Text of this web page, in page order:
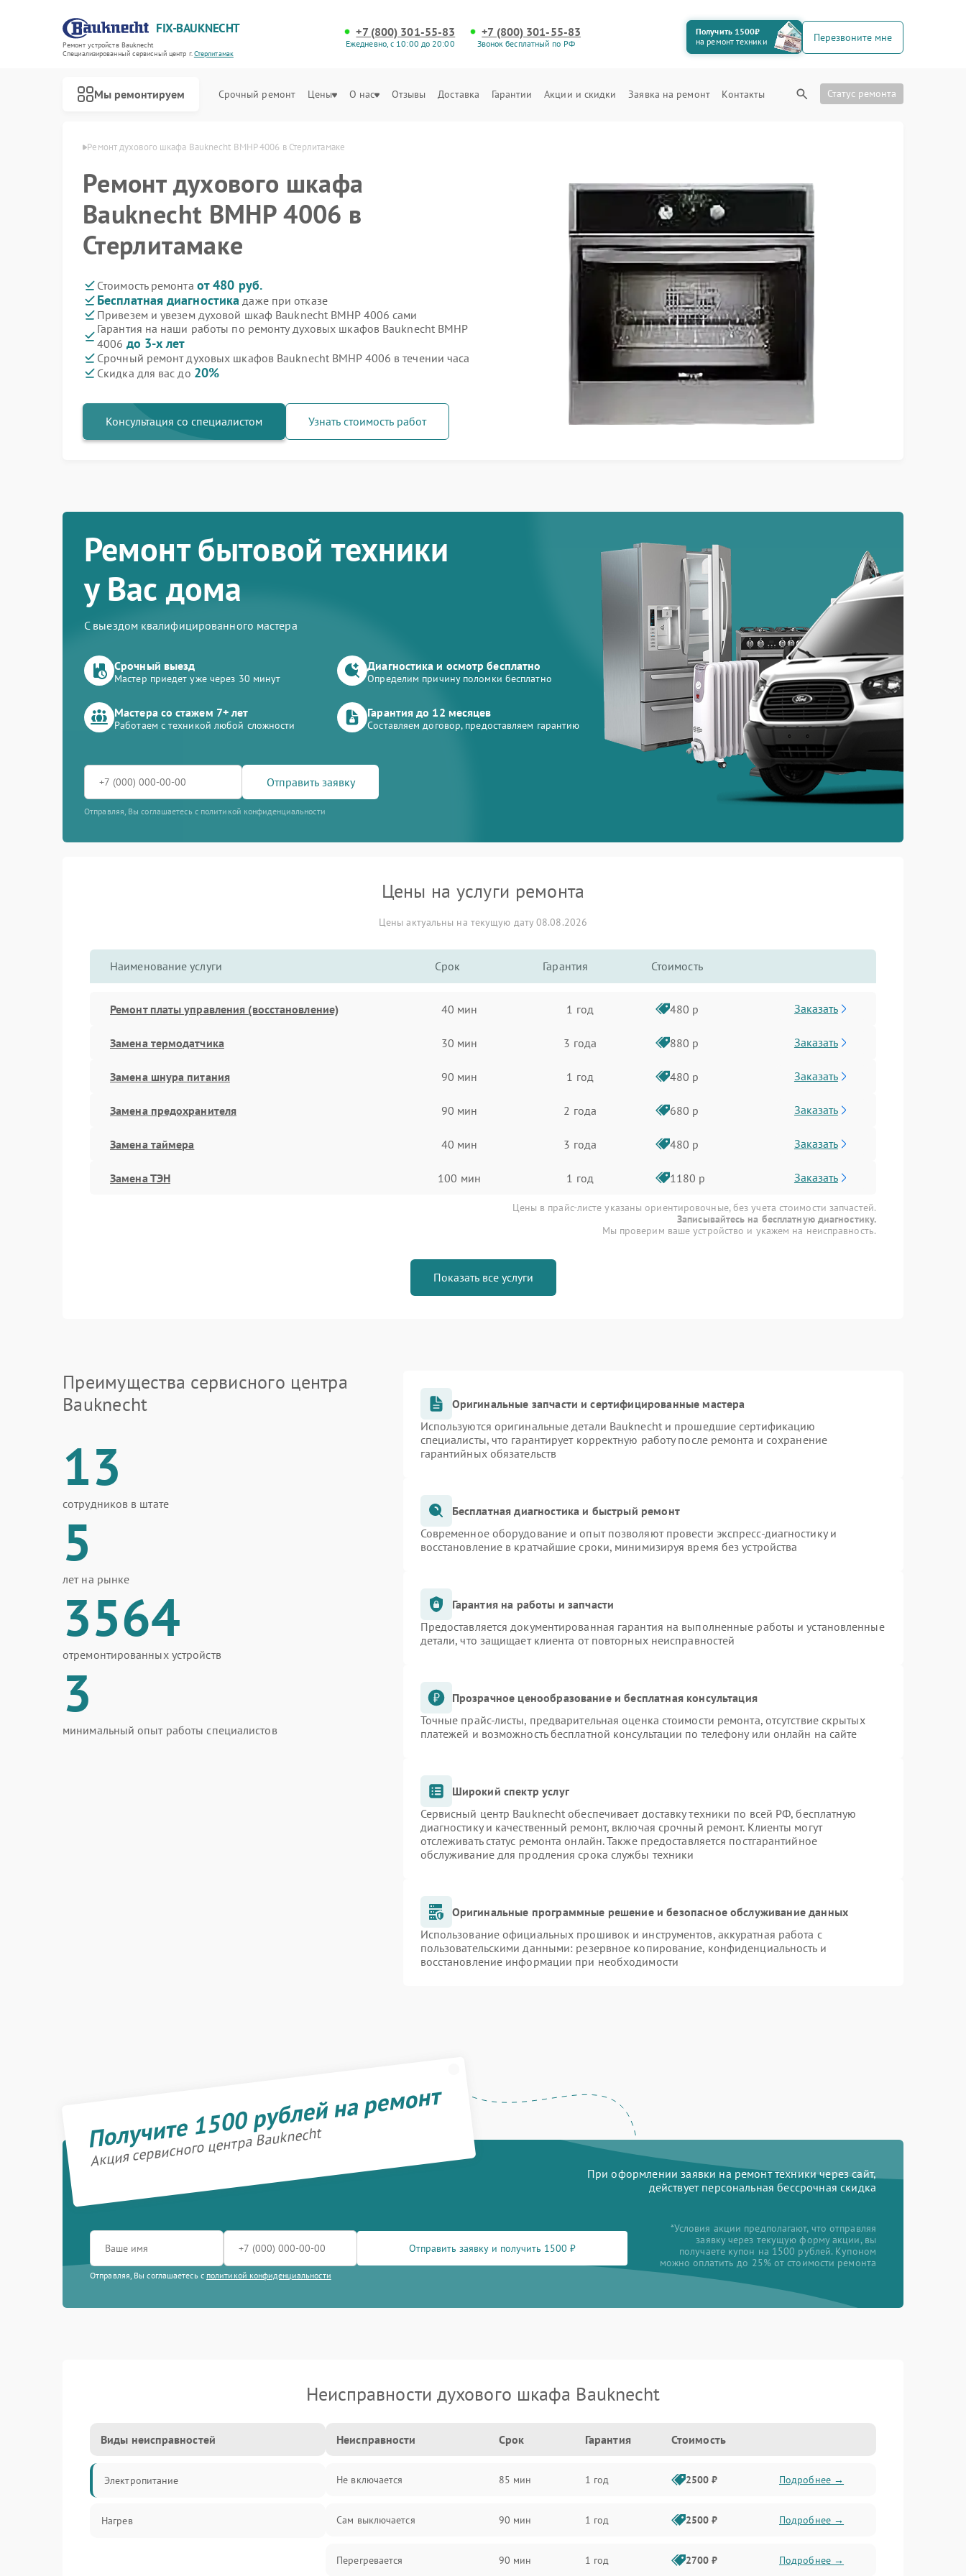
FIX-BAUKNECHT
Ремонт устройств Bauknecht
Специализированный cервисный центр г.Стерлитамак
+7 (800) 301-55-83
Ежедневно, с 10:00 до 20:00
+7 (800) 301-55-83
Звонок бесплатный по РФ
Получить 1500₽
на ремонт техники
Перезвоните мне
Мы ремонтируем Срочный ремонт Цены О нас Отзывы Доставка Гарантии Акции и скидки Заявка на ремонт Контакты Статус ремонта
в Стерлитамаке Ремонт духового шкафа Bauknecht BMHP 4006 в Стерлитамаке
Ремонт духового шкафа
Bauknecht BMHP 4006 в
Стерлитамаке
Стоимость ремонта от 480 руб.
Бесплатная диагностика даже при отказе
Привезем и увезем духовой шкаф Bauknecht BMHP 4006 сами
Гарантия на наши работы по ремонту духовых шкафов Bauknecht BMHP
4006 до 3-х лет
Срочный ремонт духовых шкафов Bauknecht BMHP 4006 в течении часа
Скидка для вас до 20%
Консультация со специалистом Узнать стоимость работ
Ремонт бытовой техники
у Вас дома
С выездом квалифицированного мастера
Срочный выезд
Мастер приедет уже через 30 минут
Диагностика и осмотр бесплатно
Определим причину поломки бесплатно
Мастера со стажем 7+ лет
Работаем с техникой любой сложности
Гарантия до 12 месяцев
Составляем договор, предоставляем гарантию
Отправить заявку
Отправляя, Вы соглашаетесь с политикой конфиденциальности
Цены на услуги ремонта
Цены актуальны на текущую дату 08.08.2026
Наименование услуги Срок Гарантия Стоимость
Ремонт платы управления (восстановление) 40 мин 1 год 480 р Заказать
Замена термодатчика 30 мин 3 года 880 р Заказать
Замена шнура питания 90 мин 1 год 480 р Заказать
Замена предохранителя 90 мин 2 года 680 р Заказать
Замена таймера 40 мин 3 года 480 р Заказать
Замена ТЭН 100 мин 1 год 1180 р Заказать
Цены в прайс-листе указаны ориентировочные, без учета стоимости запчастей.
Записывайтесь на бесплатную диагностику.
Мы проверим ваше устройство и укажем на неисправность.
Показать все услуги
Преимущества сервисного центра
Bauknecht
13
сотрудников в штате
5
лет на рынке
3564
отремонтированных устройств
3
минимальный опыт работы специалистов
Оригинальные запчасти и сертифицированные мастера
Используются оригинальные детали Bauknecht и прошедшие сертификацию
специалисты, что гарантирует корректную работу после ремонта и сохранение
гарантийных обязательств
Бесплатная диагностика и быстрый ремонт
Современное оборудование и опыт позволяют провести экспресс-диагностику и
восстановление в кратчайшие сроки, минимизируя время без устройства
Гарантия на работы и запчасти
Предоставляется документированная гарантия на выполненные работы и установленные
детали, что защищает клиента от повторных неисправностей
Прозрачное ценообразование и бесплатная консультация
Точные прайс-листы, предварительная оценка стоимости ремонта, отсутствие скрытых
платежей и возможность бесплатной консультации по телефону или онлайн на сайте
Широкий спектр услуг
Сервисный центр Bauknecht обеспечивает доставку техники по всей РФ, бесплатную
диагностику и качественный ремонт, включая срочный ремонт. Клиенты могут
отслеживать статус ремонта онлайн. Также предоставляется постгарантийное
обслуживание для продления срока службы техники
Оригинальные программные решение и безопасное обслуживание данных
Использование официальных прошивок и инструментов, аккуратная работа с
пользовательскими данными: резервное копирование, конфиденциальность и
восстановление информации при необходимости
Получите 1500 рублей на ремонт
Акция сервисного центра Bauknecht
При оформлении заявки на ремонт техники через сайт,
действует персональная бессрочная скидка
Отправить заявку и получить 1500 ₽
Отправляя, Вы соглашаетесь с политикой конфиденциальности
*Условия акции предполагают, что отправляя
заявку через текущую форму акции, вы
получаете купон на 1500 рублей. Купоном
можно оплатить до 25% от стоимости ремонта
Неисправности духового шкафа Bauknecht
Виды неисправностей
Электропитание
Нагрев
Неисправности Срок Гарантия Стоимость
Не включается 85 мин 1 год 2500 ₽ Подробнее →
Сам выключается 90 мин 1 год 2500 ₽ Подробнее →
Перегревается 90 мин 1 год 2700 ₽ Подробнее →